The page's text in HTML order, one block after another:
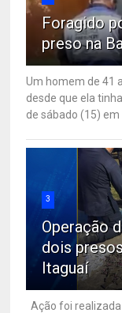
Foragido
preso na
Um homem de 41
desde que ela
de sábado (15) em
3
Operação
dois
Itaguaí
Ação foi realizada